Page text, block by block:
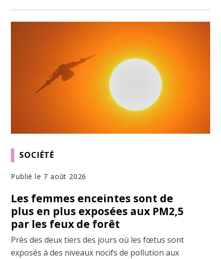
SOCIÉTÉ
Publié le 7 août 2026
Les femmes enceintes sont de
plus en plus exposées aux PM2,5
par les feux de forêt
Près des deux tiers des jours où les fœtus sont
exposés à des niveaux nocifs de pollution aux